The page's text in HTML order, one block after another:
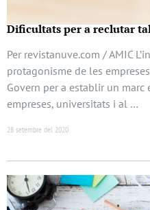
Dificultats per a reclutar
Per revistanuve.com / AMIC
protagonisme de les
Govern per a establir un
empreses, universitats i al …
28 setembre del 2020